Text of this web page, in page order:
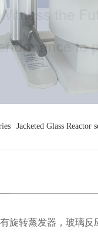
Jacketed Glass Reactor
旋转蒸发器，玻璃反